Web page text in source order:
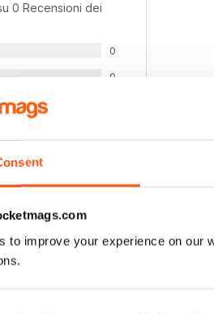
to improve your experience on our
0 Recensioni dei
0
0
LE RECENSIONI